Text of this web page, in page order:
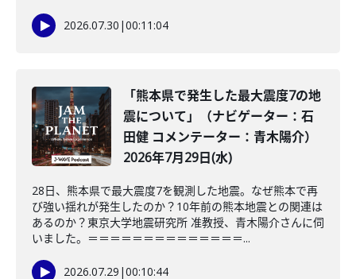
2026.07.30 |00:11:04
「熊本県で発生した最大震度7の地
震について」（ナビゲーター：石
田健 コメンテーター：青木陽介）
2026年7月29日(水)
28日、熊本県で最大震度7を観測した地震。なぜ熊本で再
び強い揺れが発生したのか？10年前の熊本地震との関連は
あるのか？東京大学地震研究所 准教授、青木陽介さんに伺
いました。＝＝＝＝＝＝＝＝＝＝＝＝＝＝...
2026.07.29 |00:10:44